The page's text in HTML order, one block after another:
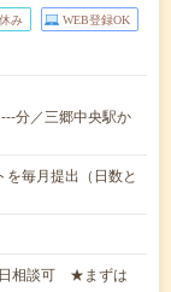
み WEB登録OK
分／三郷中央駅か
毎月提出（日数と
日相談可 ★まずは